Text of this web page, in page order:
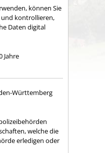
können Sie
und kontrollieren,
Daten digital
Jahre
Württemberg
welche die
erledigen oder